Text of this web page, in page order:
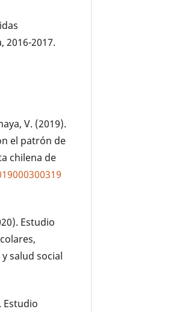
2016-2017.
V. (2019).
el patrón de
chilena de
Estudio
salud social
Estudio